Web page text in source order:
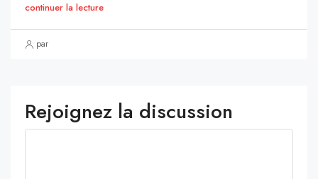
continuer la lecture
par
Rejoignez la discussion